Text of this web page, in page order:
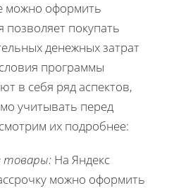
можно оформить
позволяет покупать
денежных затрат
программы
в себя ряд аспектов,
учитывать перед
их подробнее:
товары: На Яндекс
можно оформить